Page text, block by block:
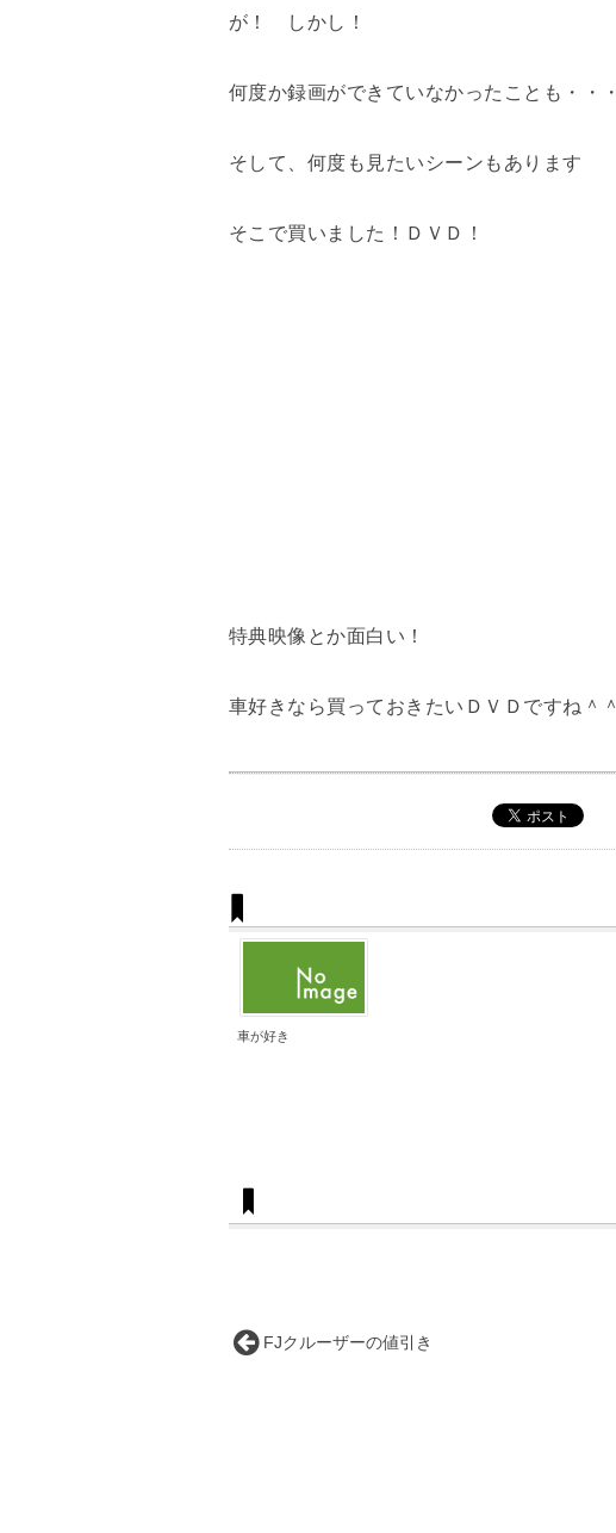
が！ しかし！
何度か録画ができていなかったことも・・・
そして、何度も見たいシーンもあります
そこで買いました！ＤＶＤ！
特典映像とか面白い！
車好きなら買っておきたいＤＶＤですね＾＾
車が好き
FJクルーザーの値引き